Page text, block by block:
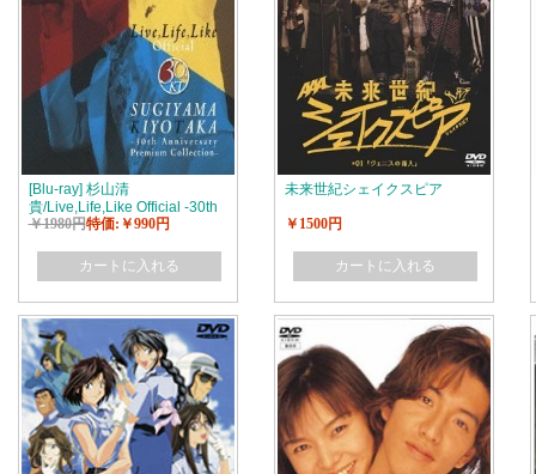
[Blu-ray] 杉山清
貴/Live,Life,Like Official -30th
Anniversary Premium
￥1980円特価:￥990円
カートに入れる
未来世紀シェイクスピア
￥1500円
カートに入れる